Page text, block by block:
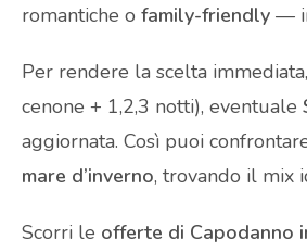
romantiche o family-friendly —
Per rendere la scelta
cenone + 1,2,3 notti), eventuale
aggiornata. Così puoi
mare d’inverno, trovando il mix
Scorri le offerte di Capodanno